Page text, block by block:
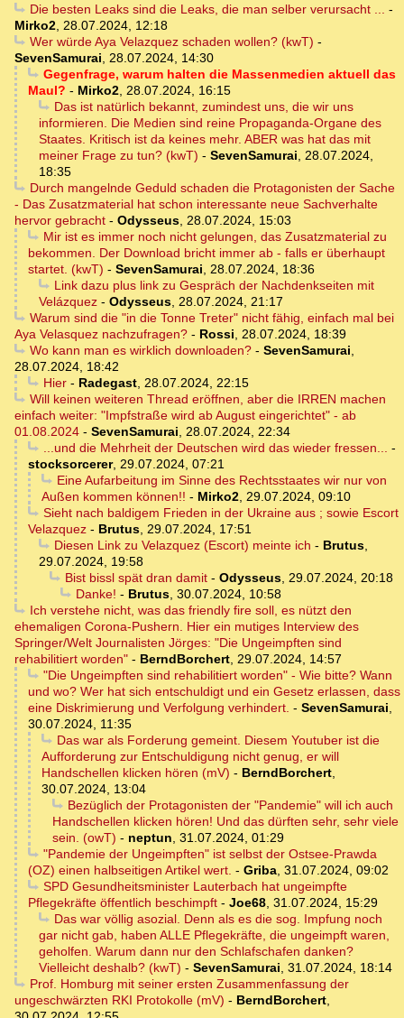
Die besten Leaks sind die Leaks, die man selber verursacht ...
-
Mirko2 28.07.2024, 12:18
Wer würde Aya Velazquez schaden wollen? (kwT) -
SevenSamurai
28.07.2024, 14:30
Gegenfrage, warum halten die Massenmedien aktuell das
Maul? - Mirko2 28.07.2024, 16:15
Das ist natürlich bekannt, zumindest uns, die wir uns
informieren. Die Medien sind reine Propaganda-Organe des
Staates. Kritisch ist da keines mehr. ABER was hat das mit
meiner Frage zu tun? (kwT) - SevenSamurai
28.07.2024,
18:35
Durch mangelnde Geduld schaden die Protagonisten der Sache
- Das Zusatzmaterial hat schon interessante neue Sachverhalte
hervor gebracht - Odysseus 28.07.2024, 15:03
Mir ist es immer noch nicht gelungen, das Zusatzmaterial zu
bekommen. Der Download bricht immer ab - falls er überhaupt
startet. (kwT) - SevenSamurai
28.07.2024, 18:36
Link dazu plus link zu Gespräch der Nachdenkseiten mit
Velázquez - Odysseus 28.07.2024, 21:17
Warum sind die "in die Tonne Treter" nicht fähig, einfach mal bei
Aya Velasquez nachzufragen? - Rossi
28.07.2024, 18:39
Wo kann man es wirklich downloaden?- SevenSamurai
28.07.2024, 18:42
Hier- Radegast, 28.07.2024, 22:15
Will keinen weiteren Thread eröffnen, aber die IRREN machen
einfach weiter: "Impfstraße wird ab August eingerichtet" - ab
01.08.2024 - SevenSamurai
28.07.2024, 22:34
...und die Mehrheit der Deutschen wird das wieder fressen...
-
stocksorcerer, 29.07.2024, 07:21
Eine Aufarbeitung im Sinne des Rechtsstaates wir nur von
Außen kommen können!! - Mirko2 29.07.2024, 09:10
Sieht nach baldigem Frieden in der Ukraine aus ; sowie Escort
Velazquez - Brutus 29.07.2024, 17:51
Diesen Link zu Velazquez (Escort) meinte ich - Brutus,
29.07.2024, 19:58
Bist bissl spät dran damit- Odysseus, 29.07.2024, 20:18
Danke! - Brutus, 30.07.2024, 10:58
Ich verstehe nicht, was das friendly fire soll, es nützt den
ehemaligen Corona-Pushern. Hier ein mutiges Interview des
Springer/Welt Journalisten Jörges: "Die Ungeimpften sind
rehabilitiert worden" - BerndBorchert 29.07.2024, 14:57
"Die Ungeimpften sind rehabilitiert worden" - Wie bitte? Wann
und wo? Wer hat sich entschuldigt und ein Gesetz erlassen, dass
eine Diskrimierung und Verfolgung verhindert. - SevenSamurai
30.07.2024, 11:35
Das war als Forderung gemeint. Diesem Youtuber ist die
Aufforderung zur Entschuldigung nicht genug, er will
Handschellen klicken hören (mV) - BerndBorchert
30.07.2024, 13:04
Bezüglich der Protagonisten der "Pandemie" will ich auch
Handschellen klicken hören! Und das dürften sehr, sehr viele
sein. (owT) - neptun 31.07.2024, 01:29
"Pandemie der Ungeimpften" ist selbst der Ostsee-Prawda
(OZ) einen halbseitigen Artikel wert. - Griba 31.07.2024, 09:02
SPD Gesundheitsminister Lauterbach hat ungeimpfte
Pflegekräfte öffentlich beschimpft - Joe68 31.07.2024, 15:29
Das war völlig asozial. Denn als es die sog. Impfung noch
gar nicht gab, haben ALLE Pflegekräfte, die ungeimpft waren,
geholfen. Warum dann nur den Schlafschafen danken?
Vielleicht deshalb? (kwT) - SevenSamurai 31.07.2024, 18:14
Prof. Homburg mit seiner ersten Zusammenfassung der
ungeschwärzten RKI Protokolle (mV) - BerndBorchert